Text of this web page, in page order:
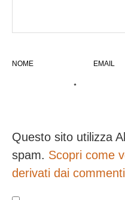
NOME
*
EMAIL
Questo sito utilizza
spam. Scopri come
derivati dai commenti